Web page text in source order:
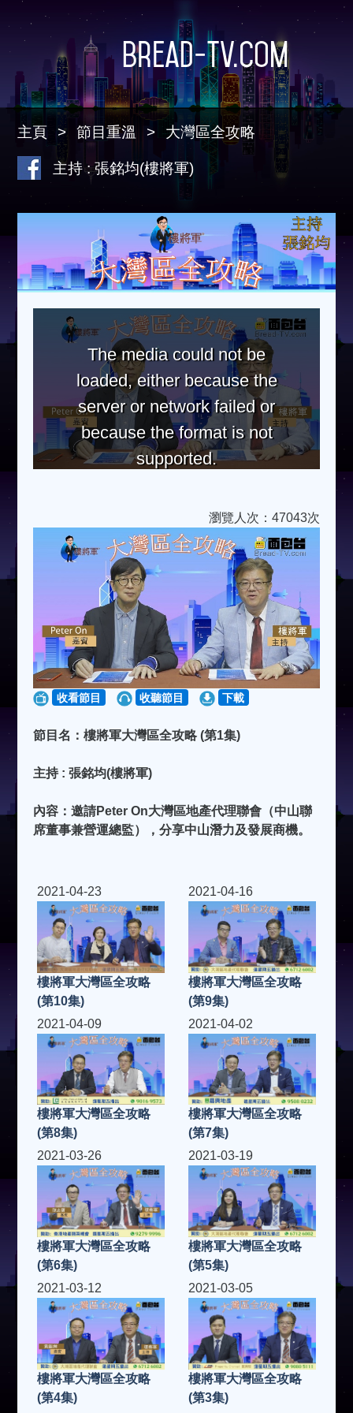
Bread-TV.com
主頁 節目重溫 大灣區全攻略
主持 : 張銘均(樓將軍)
The media could not be
loaded, either because the
server or network failed or
because the format is not
supported.
瀏覽人次：47043次
收看節目 收聽節目 下載
節目名：樓將軍大灣區全攻略 (第1集)
主持 : 張銘均(樓將軍)
內容：邀請Peter On大灣區地產代理聯會（中山聯
席董事兼營運總監），分享中山潛力及發展商機。
2021-04-23
樓將軍大灣區全攻略
(第10集)
2021-04-16
樓將軍大灣區全攻略
(第9集)
2021-04-09
樓將軍大灣區全攻略
(第8集)
2021-04-02
樓將軍大灣區全攻略
(第7集)
2021-03-26
樓將軍大灣區全攻略
(第6集)
2021-03-19
樓將軍大灣區全攻略
(第5集)
2021-03-12
樓將軍大灣區全攻略
(第4集)
2021-03-05
樓將軍大灣區全攻略
(第3集)